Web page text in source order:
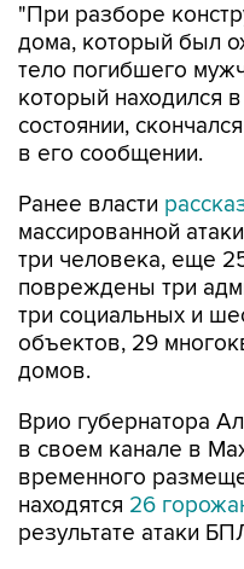
"При разборе
дома, который был
тело погибшего
который находился
состоянии,
в его сообщении.
Ранее власти
массированной
три человека, еще
повреждены три
три социальных и
объектов, 29
домов.
Врио губернатора
в своем канале в
временного
находятся 26
результате атаки